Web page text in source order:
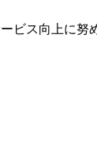
ビス向上に